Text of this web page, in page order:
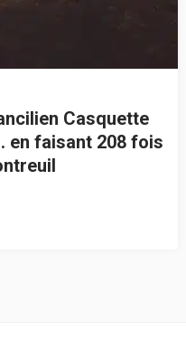
Casquette
en faisant 208 fois